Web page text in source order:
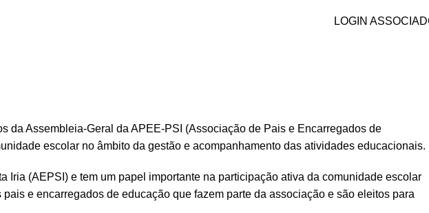
LOGIN
da Assembleia-Geral da APEE-PSI (Associação de Pais e Encarregados de
escolar no âmbito da gestão e acompanhamento das atividades educacionais.
(AEPSI) e tem um papel importante na participação ativa da comunidade escolar
e encarregados de educação que fazem parte da associação e são eleitos para